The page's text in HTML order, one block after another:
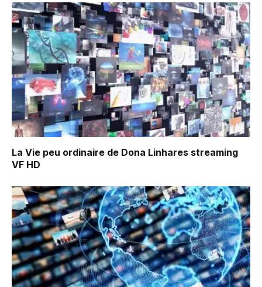
La Vie peu ordinaire de Dona Linhares streaming
VF HD